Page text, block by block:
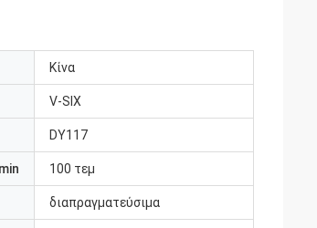
Κίνα
V-SIX
DY117
100 τεμ
διαπραγματεύσιμα